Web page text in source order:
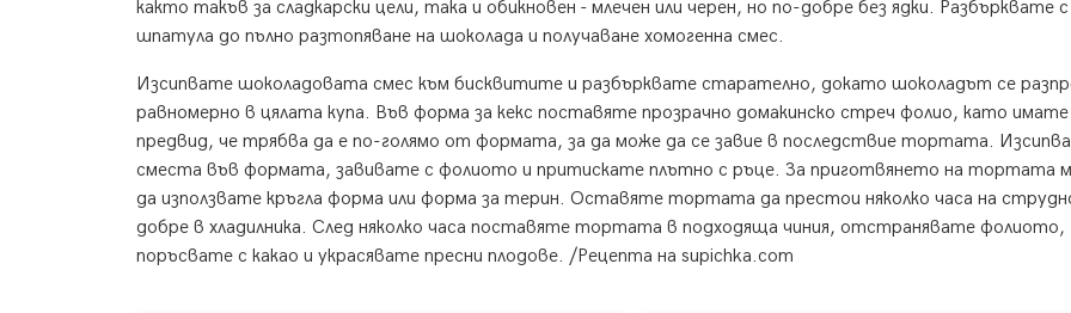
както такъв за сладкарски цели, така и обикновен - млечен или черен, но по-добре без ядки. Разбърквате с
шпатула до пълно разтопяване на шоколада и получаване хомогенна смес.
Изсипвате шоколадовата смес към бисквитите и разбърквате старателно, докато шоколадът се
равномерно в цялата купа. Във форма за кекс поставяте прозрачно домакинско стреч фолио, като имате
предвид, че трябва да е по-голямо от формата, за да може да се завие в последствие тортата.
сместа във формата, завивате с фолиото и притискате плътно с ръце. За приготвянето на тортата
да използвате кръгла форма или форма за терин. Оставяте тортата да престои няколко часа на
добре в хладилника. След няколко часа поставяте тортата в подходяща чиния, отстранявате фолиото,
поръсвате с какао и украсявате пресни плодове. /Рецепта на supichka.com